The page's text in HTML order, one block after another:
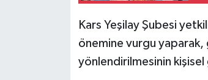
Kars Yeşilay Şubesi
önemine vurgu yaparak,
yönlendirilmesinin